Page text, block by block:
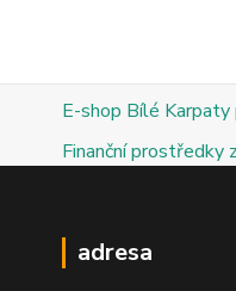
E-shop Bílé Karpaty
Finanční prostředky
adresa